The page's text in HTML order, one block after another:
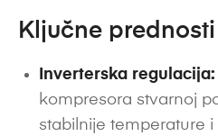
Ključne prednosti
Inverterska regulacija:
kompresora stvarnoj
stabilnije temperature